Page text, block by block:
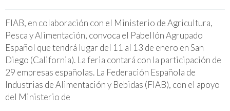
FIAB, en colaboración con el Ministerio de Agricultura,
Pesca y Alimentación, convoca el Pabellón Agrupado
Español que tendrá lugar del 11 al 13 de enero en San
Diego (California). La feria contará con la participación de
29 empresas españolas. La Federación Española de
Industrias de Alimentación y Bebidas (FIAB), con el apoyo
del Ministerio de